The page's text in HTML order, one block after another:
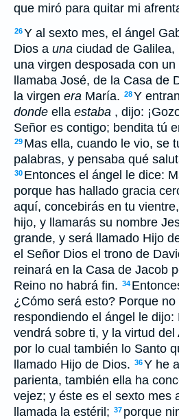
que miró para quitar mi
26Y al sexto mes, el ángel
Dios a una ciudad de
una virgen desposada con
llamaba José, de la Casa de
la virgen era María. 28Y
donde ella estaba , dijo:
Señor es contigo; bendita tú
29 Mas ella, cuando le vio, se
palabras, y pensaba qué
30 Entonces el ángel le dice:
porque has hallado gracia
aquí, concebirás en tu
hijo, y llamarás su nombre
grande, y será llamado Hijo
el Señor Dios el trono de
reinará en la Casa de Jacob
Reino no habrá fin. 34
¿Cómo será esto? Porque
respondiendo el ángel le
vendrá sobre ti, y la virtud
por lo cual también lo Santo
llamado Hijo de Dios. 36Y he
parienta, también ella ha
vejez; y éste es el sexto mes
llamada la estéril; 37 porque